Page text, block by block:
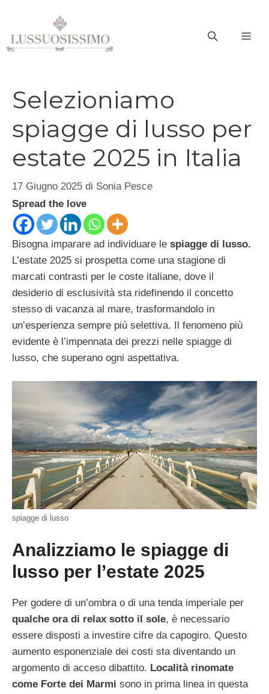
contenuto
Selezioniamo
spiagge di lusso per
estate 2025 in Italia
17 Giugno 2025 di Sonia Pesce
Spread the love
Bisogna imparare ad individuare le spiagge di lusso.
L’estate 2025 si prospetta come una stagione di
marcati contrasti per le coste italiane, dove il
desiderio di esclusività sta ridefinendo il concetto
stesso di vacanza al mare, trasformandolo in
un’esperienza sempre più selettiva. Il fenomeno più
evidente è l’impennata dei prezzi nelle spiagge di
lusso, che superano ogni aspettativa.
spiagge di lusso
Analizziamo le spiagge di
lusso per l’estate 2025
Per godere di un’ombra o di una tenda imperiale per
qualche ora di relax sotto il sole, è necessario
essere disposti a investire cifre da capogiro. Questo
aumento esponenziale dei costi sta diventando un
argomento di acceso dibattito. Località rinomate
come Forte dei Marmi sono in prima linea in questa